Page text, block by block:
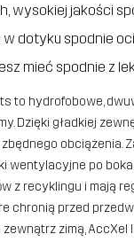
wysokiej jakości
w dotyku spodnie
mieć spodnie z
to hydrofobowe,
Dzięki gładkiej
obciążenia.
wentylacyjne po
z recyklingu i mają
chronią przed
zimą,